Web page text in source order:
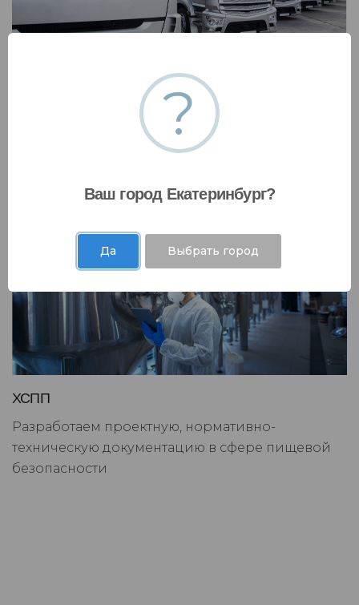
Транспортная безопасность
Разработаем проектную, нормативно-
ХСПП
Разработаем проектную, нормативно-
техническую документацию в сфере пищевой
безопасности
?
Ваш город Екатеринбург?
Да Выбрать город